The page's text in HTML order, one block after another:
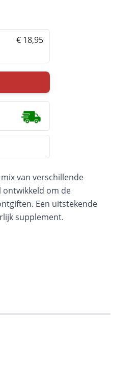
€ 18,95
van verschillende
ontwikkeld om de
Een uitstekende
supplement.